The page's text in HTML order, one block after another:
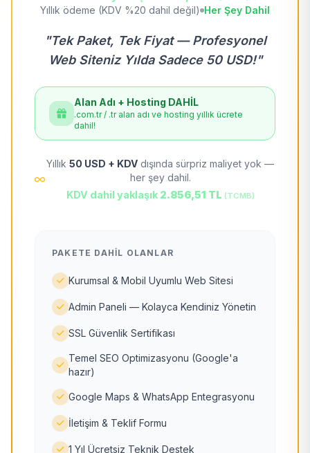
Yıllık ödeme (KDV %20 dahil değil) Her Şey Dahil
"Tek Paket, Tek Fiyat — Profesyonel
Web Siteniz Yılda Sadece 50 USD!"
Alan Adı + Hosting DAHİL
.com.tr / .tr alan adı ve hosting yıllık ücrete
dahil!
Yıllık 50 USD + KDV dışında sürpriz maliyet yok —
her şey dahil.
KDV dahil yaklaşık 2.856,51 TL (TCMB)
PAKETE DAHIL OLANLAR
Kurumsal & Mobil Uyumlu Web Sitesi
Admin Paneli — Kolayca Kendiniz Yönetin
SSL Güvenlik Sertifikası
Temel SEO Optimizasyonu (Google'a
hazır)
Google Maps & WhatsApp Entegrasyonu
İletişim & Teklif Formu
1 Yıl Ücretsiz Teknik Destek